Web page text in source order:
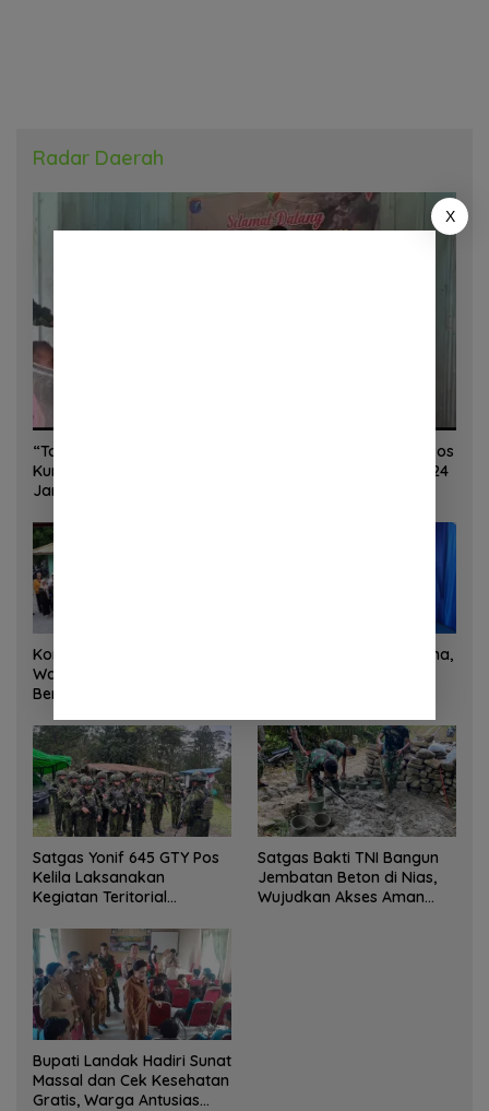
Radar Daerah
“Torang Sehat Kampung Kuat” Satgas Yonif 645/GTY Pos
Kurima Melaksanakan Pelayanan kesehatan Gratis 1 x 24
Jam
Korem 132/Tadulako dan
Warga Gotong Royong
Bersihkan Gedung Juang
Sinergi Kementrans-Aruna,
Ke Pasar Global
Satgas Yonif 645 GTY Pos
Kelila Laksanakan
Kegiatan Teritorial
Tokoh Adat dan Lurah
Satgas Bakti TNI Bangun
Jembatan Beton di Nias,
Wujudkan Akses Aman
Bupati Landak Hadiri Sunat
Massal dan Cek Kesehatan
Gratis, Warga Antusias
X